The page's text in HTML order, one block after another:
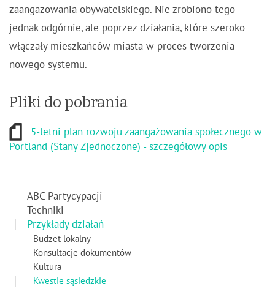
zaangażowania obywatelskiego. Nie zrobiono tego
jednak odgórnie, ale poprzez działania, które szeroko
włączały mieszkańców miasta w proces tworzenia
nowego systemu.
Pliki do pobrania
5-letni plan rozwoju zaangażowania społecznego w
Portland (Stany Zjednoczone) - szczegółowy opis
ABC Partycypacji
Techniki
Przykłady działań
Budżet lokalny
Konsultacje dokumentów
Kultura
Kwestie sąsiedzkie